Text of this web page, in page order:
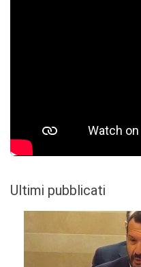
Ultimi pubblicati